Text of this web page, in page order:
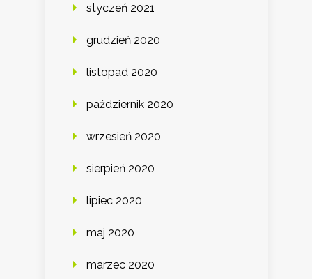
styczeń 2021
grudzień 2020
listopad 2020
październik 2020
wrzesień 2020
sierpień 2020
lipiec 2020
maj 2020
marzec 2020